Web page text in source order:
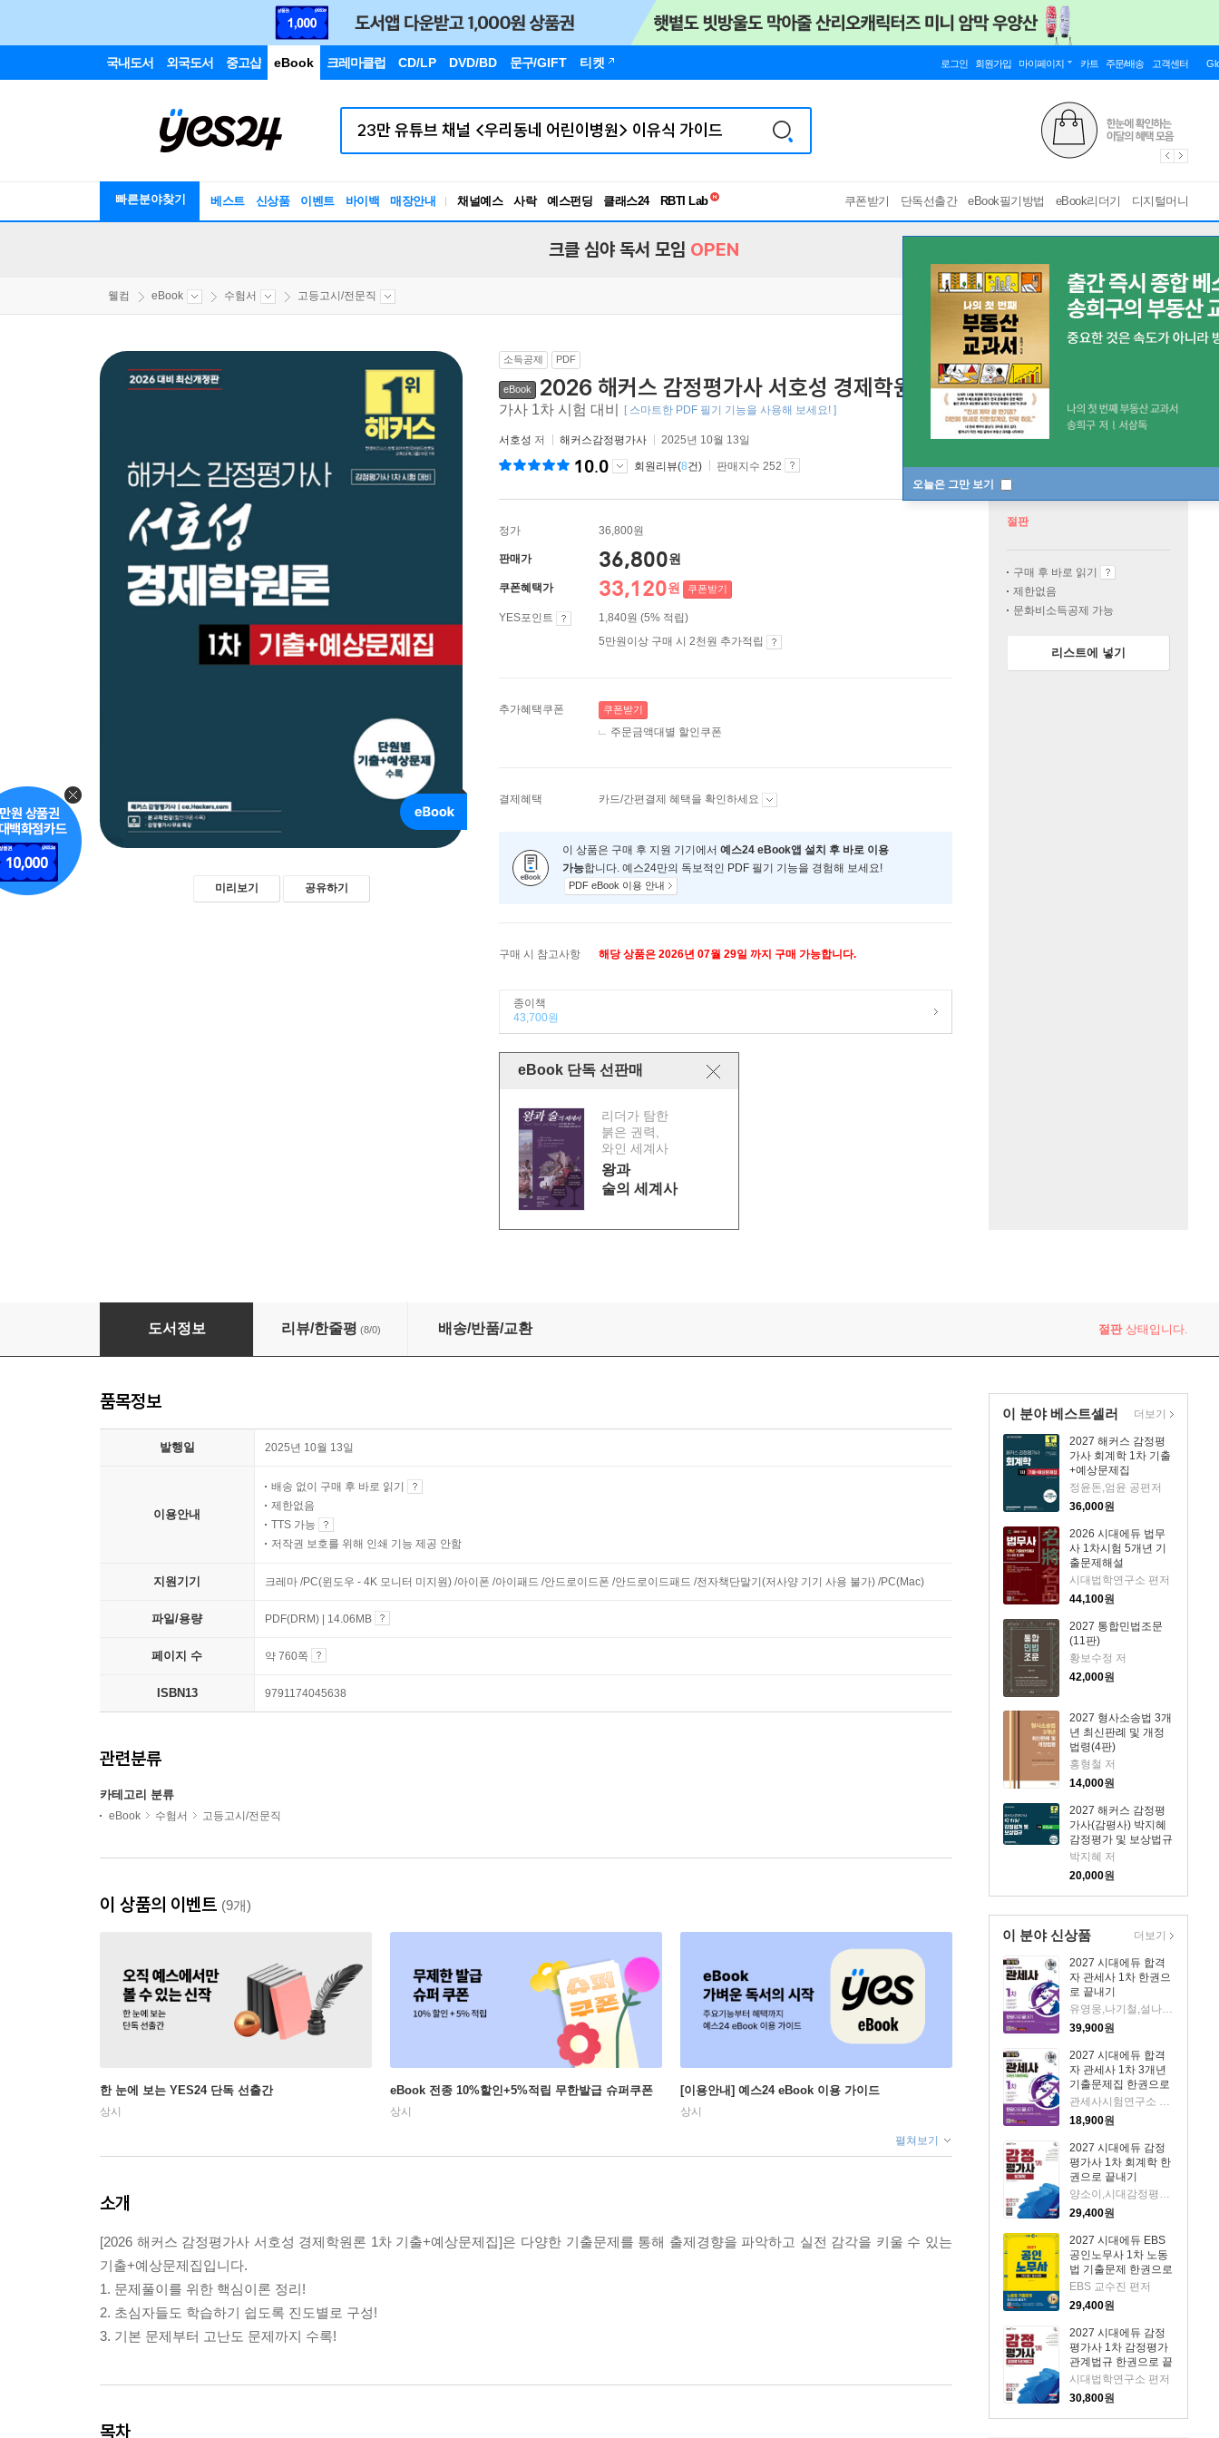
국내도서 외국도서 중고샵 eBook 크레마클럽 CD/LP DVD/BD 문구/GIFT 티켓 로그인 회원가입 마이페이지 카트 주문/배송 고객센터
빠른분야찾기 베스트 신상품 이벤트 바이백 매장안내 채널예스 사락 예스펀딩 클래스24
독서유형검사
쿠폰받기 단독선출간 eBook필기방법 eBook리더기 디지털머니
오늘은 그만 보기
크클 심야 독서 모임 OPEN
웰컴 eBook 수험서 고등고시/전문직
미리보기 공유하기
소득공제 PDF
eBook 2026 해커스 감정평가사 서호성 경제학원론 1차 기출+예상문제집
가사 1차 시험 대비
[ 스마트한 PDF 필기 기능을 사용해 보세요! ]
서호성 저 해커스감정평가사 2025년 10월 13일
10.0 회원리뷰(8건) 판매지수 252
정가 36,800원
판매가 36,800원
쿠폰혜택가 33,120원 쿠폰받기
YES포인트
1,840원 (5% 적립)
5만원이상 구매 시 2천원 추가적립
추가혜택쿠폰 쿠폰받기
주문금액대별 할인쿠폰
결제혜택 카드/간편결제 혜택을 확인하세요
이 상품은 구매 후 지원 기기에서 예스24 eBook앱 설치 후 바로 이용
가능합니다. 예스24만의 독보적인 PDF 필기 기능을 경험해 보세요!
PDF eBook 이용 안내
구매 시 참고사항 해당 상품은 2026년 07월 29일 까지 구매 가능합니다.
종이책
43,700원
eBook 단독 선판매
리더가 탐한
붉은 권력,
와인 세계사
왕과
술의 세계사
절판
구매 후 바로 읽기
제한없음
문화비소득공제 가능
리스트에 넣기
2026 해커스 감정평가사 서호성 경제학원론 1차 기출+예상문제집
도서정보 리뷰/한줄평 (8/0) 배송/반품/교환 절판상태입니다.
이 분야 베스트셀러
2027 해커스 감정평
가사 회계학 1차 기출
+예상문제집
정윤돈,엄윤 공편저
36,000원
2026 시대에듀 법무
사 1차시험 5개년 기
출문제해설
시대법학연구소 편저
44,100원
2027 통합민법조문
(11판)
황보수정 저
42,000원
2027 형사소송법 3개
년 최신판례 및 개정
법령(4판)
홍형철 저
14,000원
2027 해커스 감정평
가사(감평사) 박지혜
감정평가 및 보상법규
2차 강의노트 (감정평
가사 2차 시험 대비)
박지혜 저
20,000원
더보기
이 분야 신상품
2027 시대에듀 합격
자 관세사 1차 한권으
로 끝내기
유영웅,나기철,설나현 편저
39,900원
2027 시대에듀 합격
자 관세사 1차 3개년
기출문제집 한권으로
끝내기
관세사시험연구소 편저
18,900원
2027 시대에듀 감정
평가사 1차 회계학 한
권으로 끝내기
양소이,시대감정평가연구소 편저
29,400원
2027 시대에듀 EBS
공인노무사 1차 노동
법 기출문제 한권으로
끝내기
EBS 교수진 편저
29,400원
2027 시대에듀 감정
평가사 1차 감정평가
관계법규 한권으로 끝
내기
시대법학연구소 편저
30,800원
더보기
품목정보
발행일 2025년 10월 13일
이용안내
배송 없이 구매 후 바로 읽기
제한없음
TTS 가능
저작권 보호를 위해 인쇄 기능 제공 안함
지원기기 크레마 /PC(윈도우 - 4K 모니터 미지원) /아이폰 /아이패드 /안드로이드폰 /안드로이드패드 /전자책단말기(저사양 기기 사용 불가) /PC(Mac)
파일/용량 PDF(DRM) | 14.06MB
페이지 수 약 760쪽
ISBN13 9791174045638
관련분류
카테고리 분류
eBook 수험서 고등고시/전문직
이 상품의 이벤트 (9개)
한 눈에 보는 YES24 단독 선출간
상시
eBook 전종 10%할인+5%적립 무한발급 슈퍼쿠폰
상시
[이용안내] 예스24 eBook 이용 가이드
상시
펼쳐보기
소개
[2026 해커스 감정평가사 서호성 경제학원론 1차 기출+예상문제집]은 다양한 기출문제를 통해 출제경향을 파악하고 실전 감각을 키울 수 있는
기출+예상문제집입니다.
1. 문제풀이를 위한 핵심이론 정리!
2. 초심자들도 학습하기 쉽도록 진도별로 구성!
3. 기본 문제부터 고난도 문제까지 수록!
목차